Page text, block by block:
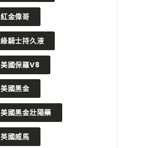
紅金偉哥
綠騎士持久液
美國保羅V8
美國黑金
美國黑金壯陽藥
英國威馬